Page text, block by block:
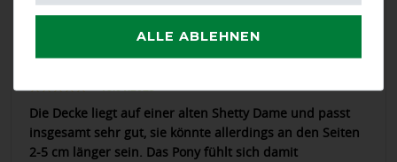
28.04.2026
18.01.2025
Die Decke liegt auf einer alten Shetty Dame und passt
insgesamt sehr gut, sie könnte allerdings an den Seiten
2-5 cm länger sein. Das Pony fühlt sich damit
ALLE ABLEHNEN